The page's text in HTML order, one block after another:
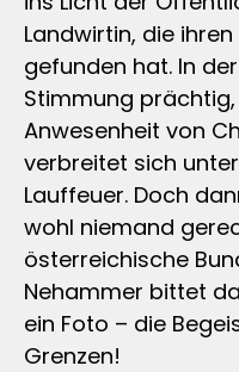
Landwirtin, die
gefunden hat. In
Stimmung
Anwesenheit von
verbreitet sich
Lauffeuer. Doch
wohl niemand
österreichische
Nehammer bittet
ein Foto – die
Grenzen!